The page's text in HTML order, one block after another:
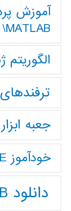
آموزش
MATLAB\
الگوریتم
جعبه
خودآموز HSPICE
دانلود MATLAB